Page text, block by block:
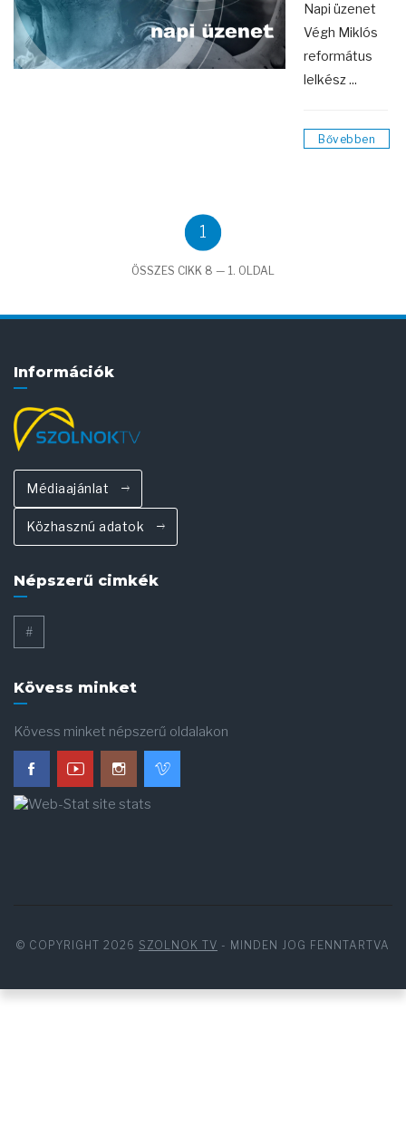
Napi üzenet
Végh Miklós
református
lelkész ...
Bővebben
1
ÖSSZES CIKK 8 — 1. OLDAL
Információk
Médiaajánlat
Közhasznú adatok
Népszerű cimkék
#
Kövess minket
Kövess minket népszerű oldalakon
© COPYRIGHT 2026 SZOLNOK TV - MINDEN JOG FENNTARTVA